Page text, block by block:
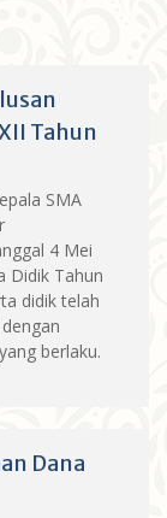
Tahun
SMA
4 Mei
Didik Tahun
didik telah
berlaku.
Dana